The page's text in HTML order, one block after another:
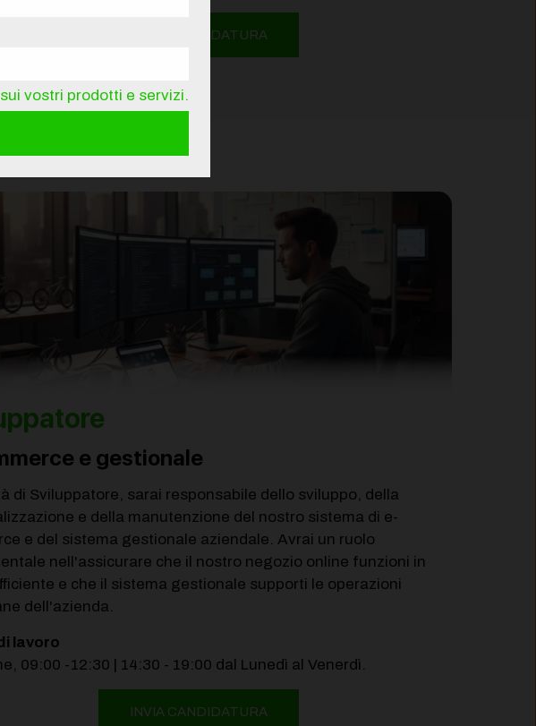
INVIA CANDIDATURA
e gestionale
di Sviluppatore, sarai responsabile dello sviluppo, della
e della manutenzione del nostro sistema di e-
e del sistema gestionale aziendale. Avrai un ruolo
nell'assicurare che il nostro negozio online funzioni in
e che il sistema gestionale supporti le operazioni
dell'azienda.
lavoro
09:00 -12:30 | 14:30 - 19:00 dal Lunedì al Venerdì.
INVIA CANDIDATURA
vostri prodotti e servizi.